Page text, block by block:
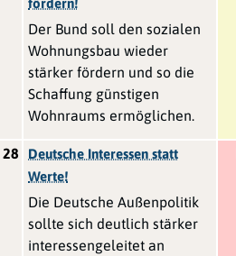
fördern!
Der Bund soll den sozialen
Wohnungsbau wieder
stärker fördern und so die
Schaffung günstigen
Wohnraums ermöglichen.
28
Deutsche Interessen statt
Werte!
Die Deutsche Außenpolitik
sollte sich deutlich stärker
interessengeleitet an